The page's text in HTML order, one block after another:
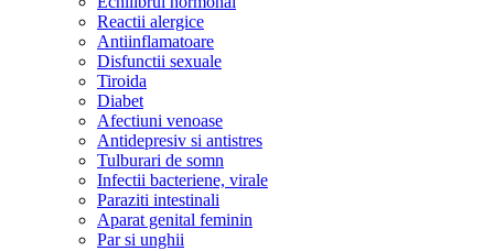
Reactii alergice
Antiinflamatoare
Disfunctii sexuale
Tiroida
Diabet
Afectiuni venoase
Antidepresiv si antistres
Tulburari de somn
Infectii bacteriene, virale
Paraziti intestinali
Aparat genital feminin
Par si unghii